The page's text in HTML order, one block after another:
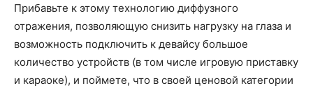
Прибавьте к этому технологию диффузного
отражения, позволяющую снизить нагрузку на глаза и
возможность подключить к девайсу большое
количество устройств (в том числе игровую приставку
и караоке), и поймете, что в своей ценовой категории